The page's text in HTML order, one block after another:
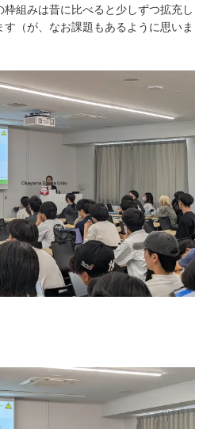
組みは昔に比べると少しずつ拡充し
（が、なお課題もあるように思いま